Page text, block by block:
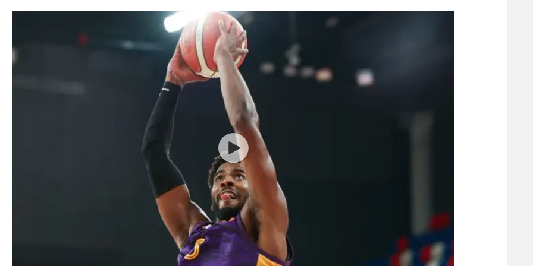
לוח דרושים – ג'ובנט
הפועל תל אביב
הפועל חיפה
הפועל באר שבע
מכבי נתניה
ליגה סינית
ליגה ברזילאית
ליגות נוספות